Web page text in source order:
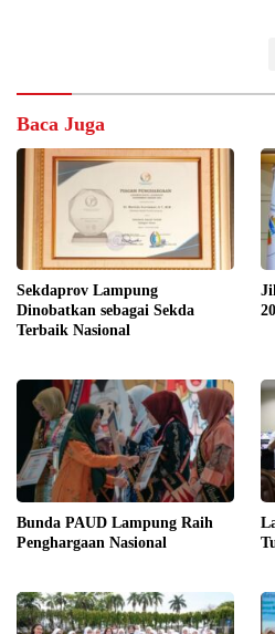
Baca Juga
Sekdaprov Lampung
Dinobatkan sebagai Sekda
Terbaik Nasional
Bunda PAUD Lampung Raih
Penghargaan Nasional